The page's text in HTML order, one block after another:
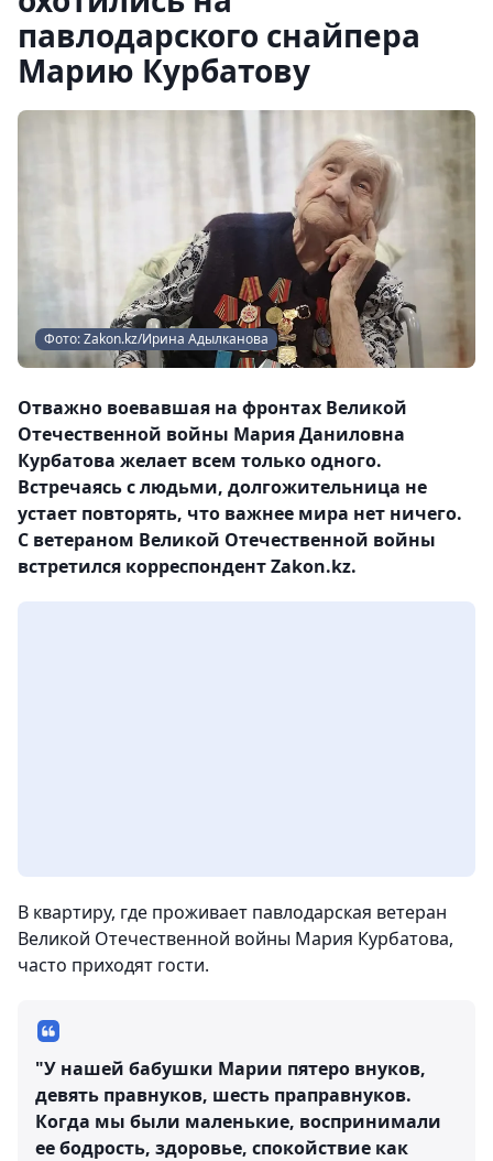
павлодарского снайпера
Марию Курбатову
Фото: Zakon.kz/Ирина Адылканова
Отважно воевавшая на фронтах Великой
Отечественной войны Мария Даниловна
Курбатова желает всем только одного.
Встречаясь с людьми, долгожительница не
устает повторять, что важнее мира нет ничего.
С ветераном Великой Отечественной войны
встретился корреспондент Zakon.kz.
В квартиру, где проживает павлодарская ветеран
Великой Отечественной войны Мария Курбатова,
часто приходят гости.
"У нашей бабушки Марии пятеро внуков,
девять правнуков, шесть праправнуков.
Когда мы были маленькие, воспринимали
ее бодрость, здоровье, спокойствие как